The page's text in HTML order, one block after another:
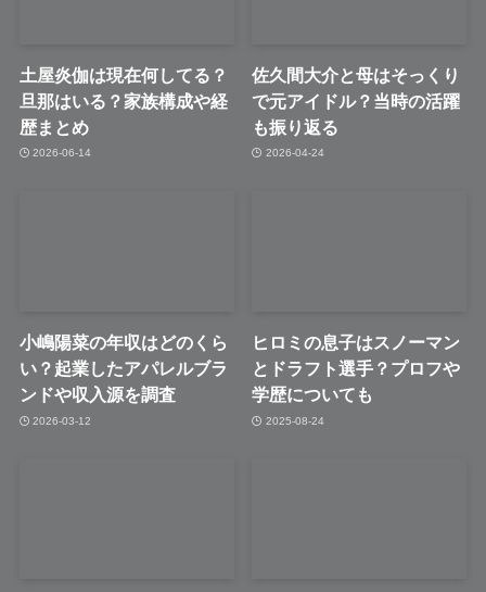
土屋炎伽は現在何してる？
旦那はいる？家族構成や経
歴まとめ
2026-06-14
佐久間大介と母はそっくり
で元アイドル？当時の活躍
も振り返る
2026-04-24
小嶋陽菜の年収はどのくら
い？起業したアパレルブラ
ンドや収入源を調査
2026-03-12
ヒロミの息子はスノーマン
とドラフト選手？プロフや
学歴についても
2025-08-24